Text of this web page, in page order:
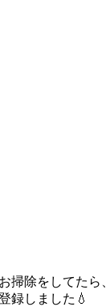
掃除をしてたら
録しました💧